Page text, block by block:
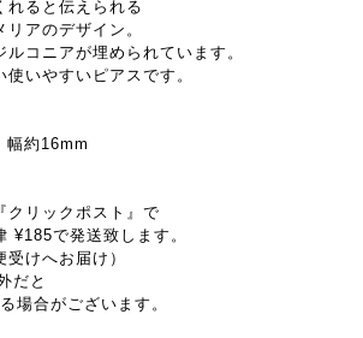
れると伝えられる
アのデザイン。
コニアが埋められています。
いやすいピアスです。
約16mm
リックポスト』で
¥185で発送致します。
受けへお届け）
だと
場合がございます。